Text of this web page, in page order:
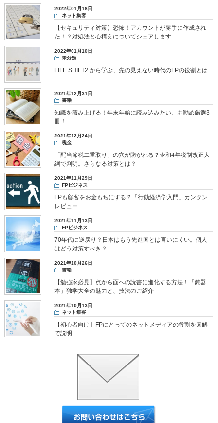
2022年01月18日
ネット集客
【セキュリティ対策】恐怖！アカウントが勝手に作成され
た！？対処法と心構えについてシェアします
2022年01月10日
未分類
LIFE SHIFT2 から学ぶ、先の見えない時代のFPの役割とは
2021年12月31日
書籍
知識を積み上げる！年末年始に読み込みたい、お勧め厳選3
冊！
2021年12月24日
税金
「配当節税二重取り」の穴が防がれる？令和4年税制改正大
綱で判明。さらなる対策とは？
2021年11月29日
FPビジネス
FPも顧客をお金もちにする？「行動経済学入門」カンタン
レビュー
2021年11月13日
FPビジネス
70年代に逆戻り？日本はもう先進国とは言いにくい。個人
はどう対策すべき？
2021年10月26日
書籍
【勉強家必見】点から面への読書に進化する方法！「鈍器
本」独学大全の魅力と、技法のご紹介
2021年10月13日
ネット集客
【初心者向け】FPにとってのネットメディアの役割を図解
で説明